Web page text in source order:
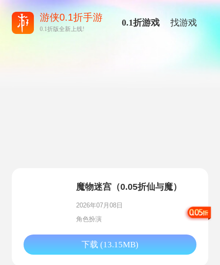
游侠0.1折手游
0.1折版全新上线!
0.1折游戏 找游戏
魔物迷宫（0.05折仙与魔）
2026年07月08日
角色扮演
下载 (13.15MB)